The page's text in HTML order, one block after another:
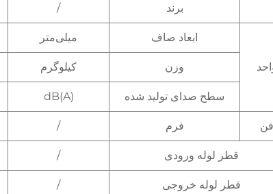
برند /
ابعاد صاف میلی‌متر
وزن کیلوگرم
سطح صدای تولید شده dB(A)
فن فرم /
قطر لوله ورودی /
قطر لوله خروجی /